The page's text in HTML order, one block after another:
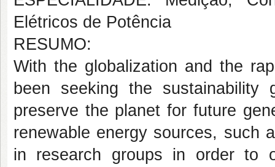
Elétricos de Potência
RESUMO:
With the globalization and the
been seeking the sustainability
preserve the planet for future
renewable energy sources, such
in research groups in order to